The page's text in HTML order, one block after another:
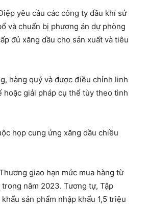
yêu cầu các công ty dầu khí sử
và chuẩn bị phương án dự phòng
đủ xăng dầu cho sản xuất và tiêu
hàng quý và được điều chỉnh linh
giải pháp cụ thể tùy theo tình
họp cung ứng xăng dầu chiều
giao hạn mức mua hàng từ
năm 2023. Tương tự, Tập
sản phẩm nhập khẩu 1,5 triệu